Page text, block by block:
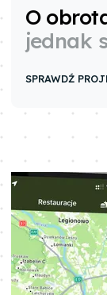
O
jednak
SPRAWDŹ